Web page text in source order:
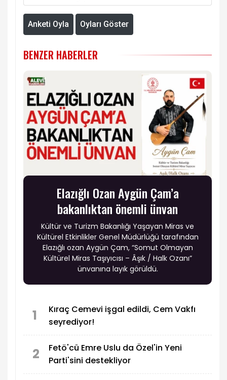
Anketi Oyla Oyları Göster
BENZER HABERLER
Elazığlı Ozan Aygün Çam’a
bakanlıktan önemli ünvan
Kültür ve Turizm Bakanlığı Yaşayan Miras ve
Kültürel Etkinlikler Genel Müdürlüğü tarafından
Elazığlı ozan Aygün Çam, “Somut Olmayan
Kültürel Miras Taşıyıcısı – Âşık / Halk Ozanı”
ünvanına layık görüldü.
1
Kıraç Cemevi işgal edildi, Cem Vakfı
seyrediyor!
2
Fetö'cü Emre Uslu da Özel'in Yeni
Parti'sini destekliyor